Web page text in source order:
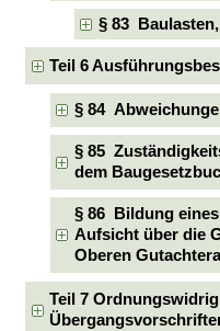
§ 83
Teil 6
§ 84
§ 85
dem
§ 86 Bildung
Aufsicht über die
Oberen
Teil 7